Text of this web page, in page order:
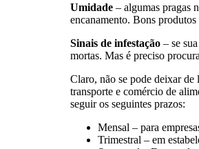
Umidade – algumas pragas
encanamento. Bons
Sinais de infestação – se
mortas. Mas é preciso
Claro, não se pode deixar de
transporte e comércio de
seguir os seguintes prazos:
Mensal – para
Trimestral – em